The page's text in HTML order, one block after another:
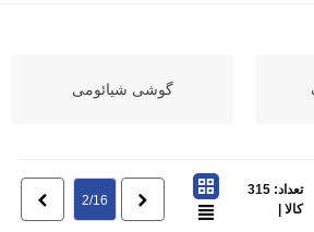
گوشی شیائومی
تعداد: 315
کالا |
2/16